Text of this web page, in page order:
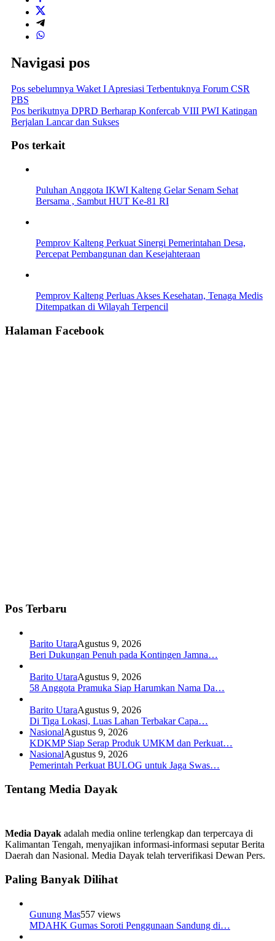
Navigasi pos
Pos sebelumnya Waket I Apresiasi Terbentuknya Forum CSR
PBS
Pos berikutnya DPRD Berharap Konfercab VIII PWI Katingan
Berjalan Lancar dan Sukses
Pos terkait
Puluhan Anggota IKWI Kalteng Gelar Senam Sehat
Bersama , Sambut HUT Ke-81 RI
Pemprov Kalteng Perkuat Sinergi Pemerintahan Desa,
Percepat Pembangunan dan Kesejahteraan
Pemprov Kalteng Perluas Akses Kesehatan, Tenaga Medis
Ditempatkan di Wilayah Terpencil
Halaman Facebook
Pos Terbaru
Barito UtaraAgustus 9, 2026
Beri Dukungan Penuh pada Kontingen Jamna…
Barito UtaraAgustus 9, 2026
58 Anggota Pramuka Siap Harumkan Nama Da…
Barito UtaraAgustus 9, 2026
Di Tiga Lokasi, Luas Lahan Terbakar Capa…
NasionalAgustus 9, 2026
KDKMP Siap Serap Produk UMKM dan Perkuat…
NasionalAgustus 9, 2026
Pemerintah Perkuat BULOG untuk Jaga Swas…
Tentang Media Dayak
Media Dayak adalah media online terlengkap dan terpercaya di
Kalimantan Tengah, menyajikan informasi-informasi seputar Berita
Daerah dan Nasional. Media Dayak telah terverifikasi Dewan Pers.
Paling Banyak Dilihat
Gunung Mas557 views
MDAHK Gumas Soroti Penggunaan Sandung di…